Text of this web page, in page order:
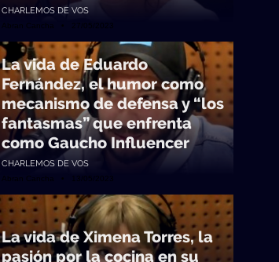
CHARLEMOS DE VOS
Abran Cancha • 27/05/2023
La vida de Eduardo
Fernández, el humor como
mecanismo de defensa y “los
fantasmas” que enfrenta
como Gaucho Influencer
CHARLEMOS DE VOS
Abran Cancha • 13/05/2023
La vida de Ximena Torres, la
pasión por la cocina en su